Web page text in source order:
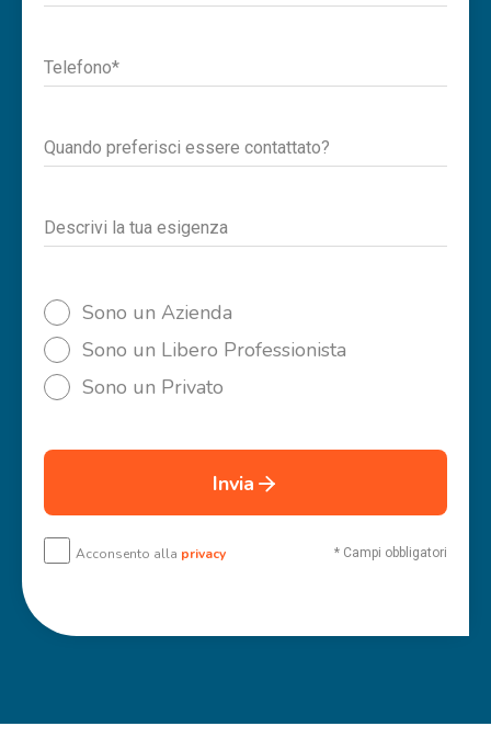
Telefono*
Quando preferisci essere contattato?
Descrivi la tua esigenza
Sono un Azienda
Sono un Libero Professionista
Sono un Privato
Acconsento alla privacy * Campi obbligatori
Invia